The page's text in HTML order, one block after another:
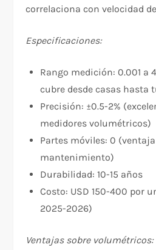
correlaciona con velocidad
Especificaciones:
Rango medición: 0.001 a
cubre desde casas hasta
Precisión: ±0.5-2%
medidores volumétricos)
Partes móviles: 0
mantenimiento)
Durabilidad: 10-15 años
Costo: USD 150-400 por
2025-2026)
Ventajas sobre volumétricos: